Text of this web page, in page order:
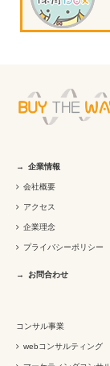
企業情報
会社概要
アクセス
企業理念
プライバシーポリシー
お問合わせ
コンサル事業
webコンサルティング